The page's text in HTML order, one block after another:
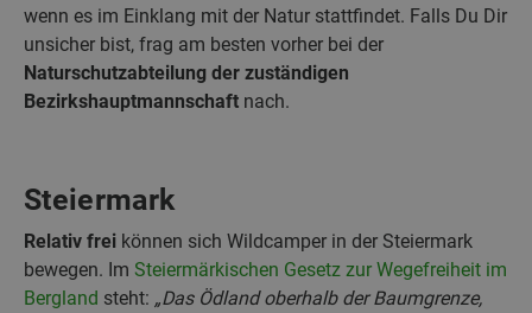
wenn es im Einklang mit der Natur stattfindet. Falls Du Dir
unsicher bist, frag am besten vorher bei der
Naturschutzabteilung der zuständigen
Bezirkshauptmannschaft nach.
Steiermark
Relativ frei können sich Wildcamper in der Steiermark
bewegen. Im Steiermärkischen Gesetz zur Wegefreiheit im
Bergland steht: „Das Ödland oberhalb der Baumgrenze,